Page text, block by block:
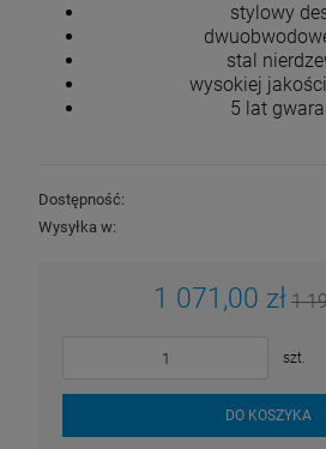
stylowy
stal
wysokiej
5 lat
Dostępność:
Wysyłka w:
1 071,00 zł 1
szt.
DO KOSZYKA